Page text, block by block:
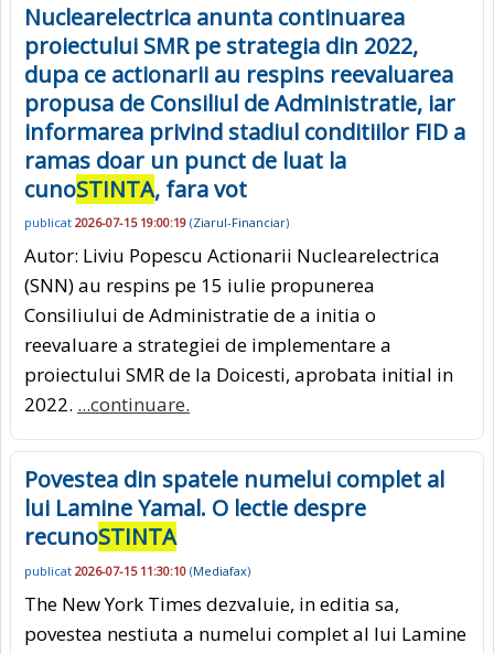
Nuclearelectrica anunta continuarea
proiectului SMR pe strategia din 2022,
dupa ce actionarii au respins reevaluarea
propusa de Consiliul de Administratie, iar
informarea privind stadiul conditiilor FID a
ramas doar un punct de luat la
cunoSTINTA, fara vot
publicat 2026-07-15 19:00:19 (Ziarul-Financiar)
Autor: Liviu Popescu Actionarii Nuclearelectrica
(SNN) au respins pe 15 iulie propunerea
Consiliului de Administratie de a initia o
reevaluare a strategiei de implementare a
proiectului SMR de la Doicesti, aprobata initial in
2022. ...continuare.
Povestea din spatele numelui complet al
lui Lamine Yamal. O lectie despre
recunoSTINTA
publicat 2026-07-15 11:30:10 (Mediafax)
The New York Times dezvaluie, in editia sa,
povestea nestiuta a numelui complet al lui Lamine